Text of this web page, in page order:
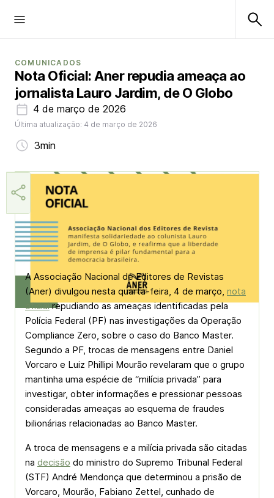
COMUNICADOS
Nota Oficial: Aner repudia ameaça ao
jornalista Lauro Jardim, de O Globo
4 de março de 2026
Última atualização: 4 de março de 2026
3min
Márcia Miranda
A Associação Nacional de Editores de Revistas
(Aner) divulgou nesta quarta-feira, 4 de março, nota
oficialrepudiando as ameaças identificadas pela
Polícia Federal (PF) nas investigações da Operação
Compliance Zero, sobre o caso do Banco Master.
Segundo a PF, trocas de mensagens entre Daniel
Vorcaro e Luiz Phillipi Mourão revelaram que o grupo
mantinha uma espécie de “milícia privada” para
investigar, obter informações e pressionar pessoas
consideradas ameaças ao esquema de fraudes
bilionárias relacionadas ao Banco Master.
A troca de mensagens e a milícia privada são citadas
na decisão do ministro do Supremo Tribunal Federal
(STF) André Mendonça que determinou a prisão de
Vorcaro, Mourão, Fabiano Zettel, cunhado de